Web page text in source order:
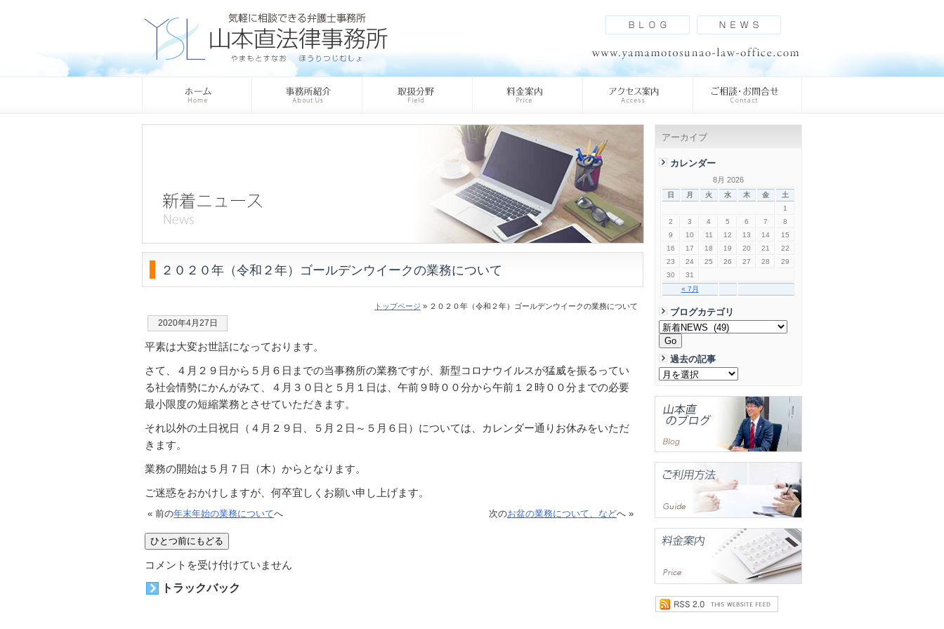
アーカイブ
カレンダー
8月 2026
日 月 火 水 木 金 土
« 7月
1
2
3 4 5 6 7
8
9
10 11 12 13 14
15
16
17 18 19 20 21
22
23
24 25 26 27 28
29
30
31
ブログカテゴリ
過去の記事
２０２０年（令和２年）ゴールデンウイークの業務について
トップページ » ２０２０年（令和２年）ゴールデンウイークの業務について
2020年4月27日
平素は大変お世話になっております。
さて、４月２９日から５月６日までの当事務所の業務ですが、新型コロナウイルスが猛威を振るってい
る社会情勢にかんがみて、４月３０日と５月１日は、午前９時００分から午前１２時００分までの必要
最小限度の短縮業務とさせていただきます。
それ以外の土日祝日（４月２９日、５月２日～５月６日）については、カレンダー通りお休みをいただ
きます。
業務の開始は５月７日（木）からとなります。
ご迷惑をおかけしますが、何卒宜しくお願い申し上げます。
« 前の年末年始の業務についてへ 次のお盆の業務について、などへ »
２
０
２
コメントを受け付けていません
トラックバック